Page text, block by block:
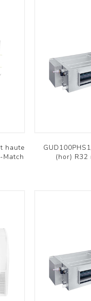
Résidentiel
Commercial
Färna
haute
(hor) R32